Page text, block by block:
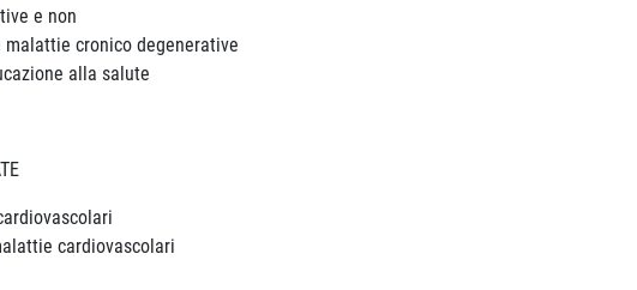
e non
malattie cronico degenerative
alla salute
cardiovascolari